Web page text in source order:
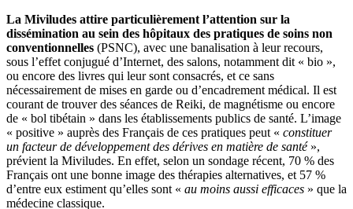
La Miviludes attire particulièrement l’attention sur la
dissémination au sein des hôpitaux des pratiques de soins non
conventionnelles (PSNC), avec une banalisation à leur recours,
sous l’effet conjugué d’Internet, des salons, notamment dit « bio »,
ou encore des livres qui leur sont consacrés, et ce sans
nécessairement de mises en garde ou d’encadrement médical. Il est
courant de trouver des séances de Reiki, de magnétisme ou encore
de « bol tibétain » dans les établissements publics de santé. L’image
« positive » auprès des Français de ces pratiques peut « constituer
un facteur de développement des dérives en matière de santé »,
prévient la Miviludes. En effet, selon un sondage récent, 70 % des
Français ont une bonne image des thérapies alternatives, et 57 %
d’entre eux estiment qu’elles sont « au moins aussi efficaces » que la
médecine classique.